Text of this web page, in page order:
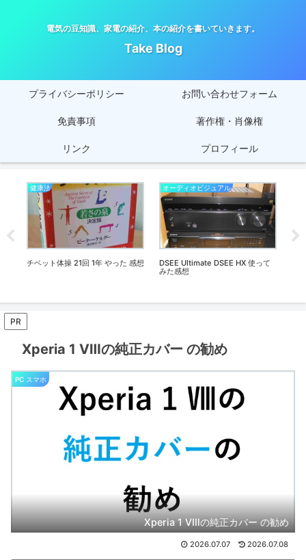
電気の豆知識、家電の紹介、本の紹介を書いていきます。
Take Blog
プライバシーポリシー お問い合わせフォーム
免責事項 著作権・肖像権
リンク プロフィール
健康法
チベット体操 21回 1年 やった 感想
オーディオビジュアル
DSEE Ultimate DSEE HX 使って
みた感想
PR
Xperia 1 Ⅷの純正カバー の勧め
PC スマホ
Xperia 1 Ⅷの純正カバー の勧め
2026.07.07 2026.07.08